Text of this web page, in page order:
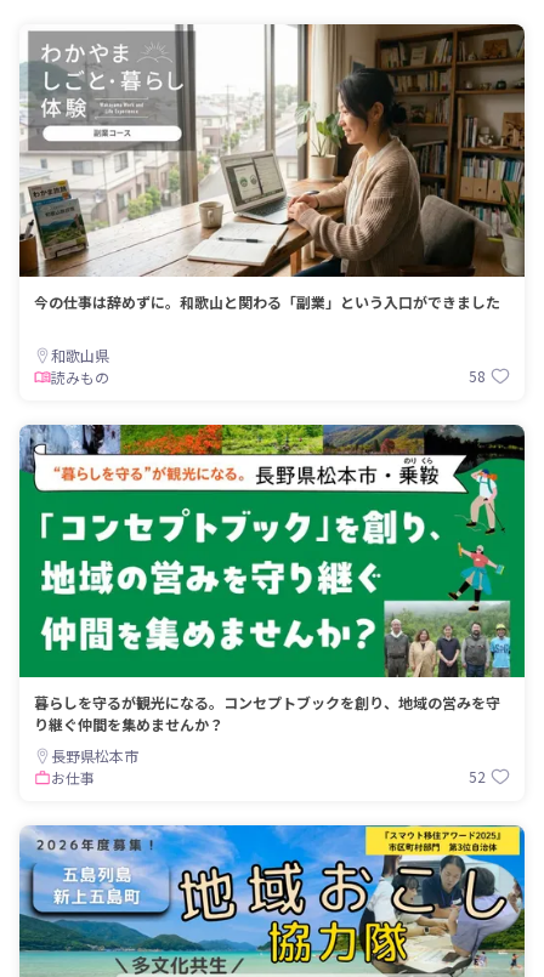
今の仕事は辞めずに。和歌山と関わる「副業」という入口ができました
和歌山県
読みもの
58
暮らしを守るが観光になる。コンセプトブックを創り、地域の営みを守
り継ぐ仲間を集めませんか？
長野県松本市
お仕事
52